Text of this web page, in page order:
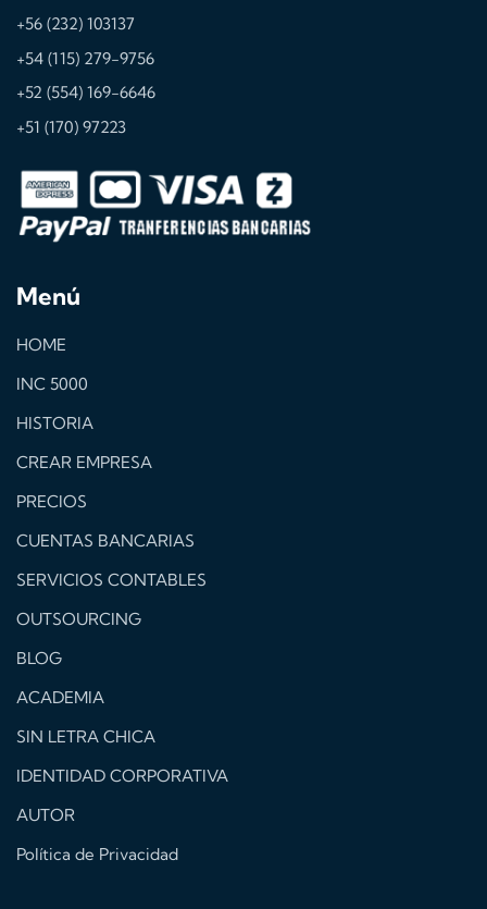
+56 (232) 103137
+54 (115) 279-9756
+52 (554) 169-6646
+51 (170) 97223
Menú
HOME
INC 5000
HISTORIA
CREAR EMPRESA
PRECIOS
CUENTAS BANCARIAS
SERVICIOS CONTABLES
OUTSOURCING
BLOG
ACADEMIA
SIN LETRA CHICA
IDENTIDAD CORPORATIVA
AUTOR
Política de Privacidad